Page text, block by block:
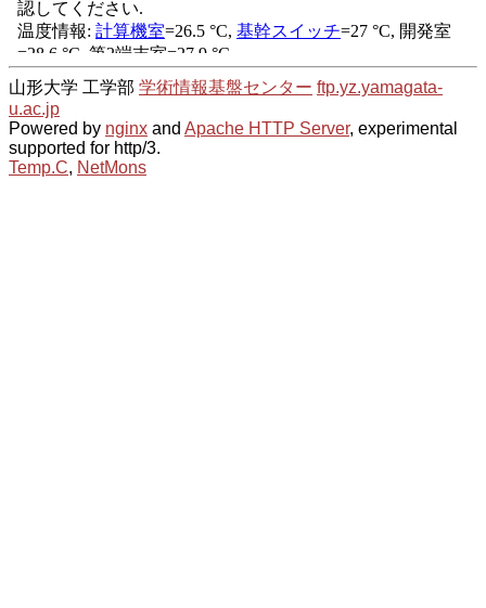
山形大学 工学部 学術情報基盤センター ftp.yz.yamagata-
u.ac.jp
Powered by nginx and Apache HTTP Server, experimental
supported for http/3.
Temp.C, NetMons